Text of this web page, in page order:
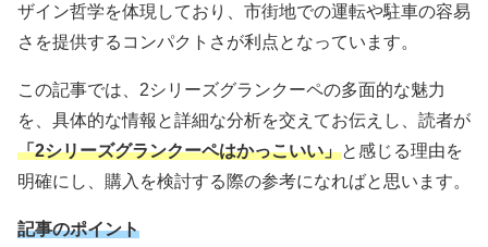
ザイン哲学を体現しており、市街地での運転や駐車の容易
さを提供するコンパクトさが利点となっています。
この記事では、2シリーズグランクーペの多面的な魅力
を、具体的な情報と詳細な分析を交えてお伝えし、読者が
「2シリーズグランクーペはかっこいい」と感じる理由を
明確にし、購入を検討する際の参考になればと思います。
記事のポイント